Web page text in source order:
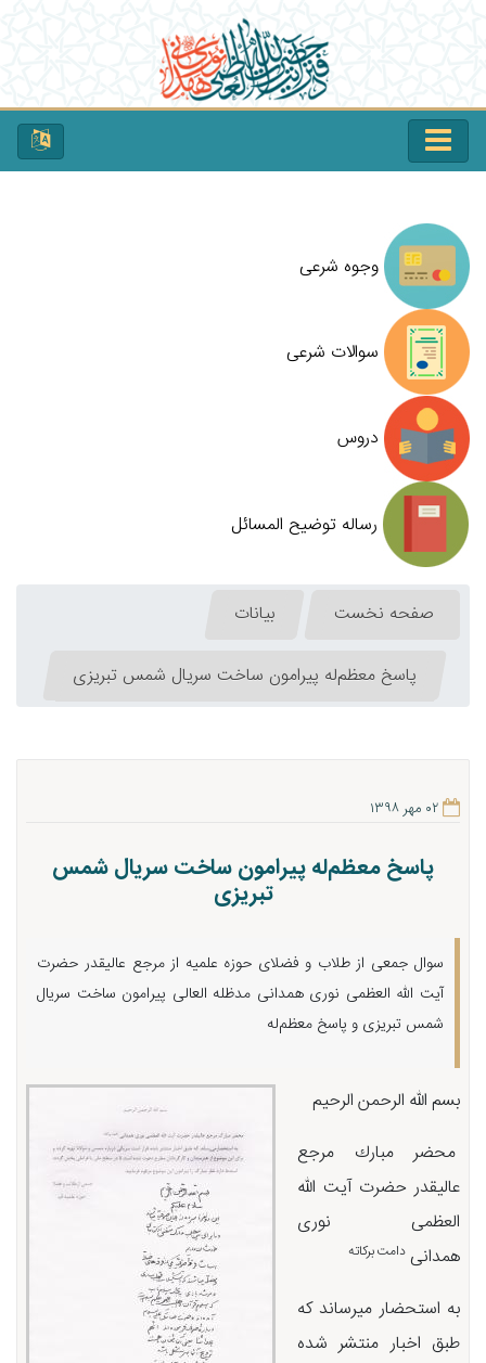
وجوه شرعی
سوالات شرعی
دروس
رساله توضیح المسائل
صفحه نخست بیانات
پاسخ معظم‌له پیرامون ساخت سریال شمس تبریزی
۰۲ مهر ۱۳۹۸
پاسخ معظم‌له پیرامون ساخت سریال شمس
تبریزی
سوال جمعی از طلاب و فضلای حوزه علمیه از مرجع عالیقدر حضرت
آیت الله العظمی نوری همدانی مدظله العالی پیرامون ساخت سریال
شمس تبریزی و پاسخ معظم‌له
بسم الله الرحمن الرحیم
محضر مبارك مرجع
عالیقدر حضرت آیت الله
العظمی نوری
همدانی دامت بركاته
به استحضار میرساند كه
طبق اخبار منتشر شده